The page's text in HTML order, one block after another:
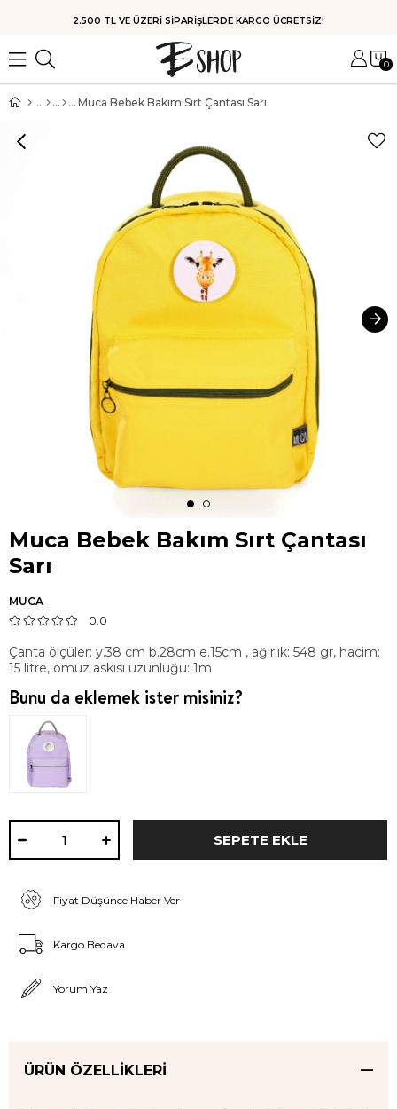
HIZLI KARGO
0
Muca Bebek Bakım Sırt Çantası Sarı
Muca Bebek Bakım Sırt Çantası
Sarı
MUCA
0.0
Çanta ölçüler: y.38 cm b.28cm e.15cm , ağırlık: 548 gr, hacim:
15 litre, omuz askısı uzunluğu: 1m
Bunu da eklemek ister misiniz?
Fiyat Düşünce Haber Ver
Kargo Bedava
Yorum Yaz
ÜRÜN ÖZELLIKLERI